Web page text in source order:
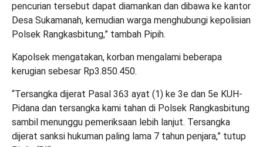
pencurian tersebut dapat diamankan dan dibawa ke kantor
Desa Sukamanah, kemudian warga menghubungi kepolisian
Polsek Rangkasbitung,” tambah Pipih.
Kapolsek mengatakan, korban mengalami beberapa
kerugian sebesar Rp3.850.450.
“Tersangka dijerat Pasal 363 ayat (1) ke 3e dan 5e KUH-
Pidana dan tersangka kami tahan di Polsek Rangkasbitung
sambil menunggu pemeriksaan lebih lanjut. Tersangka
dijerat sanksi hukuman paling lama 7 tahun penjara,” tutup